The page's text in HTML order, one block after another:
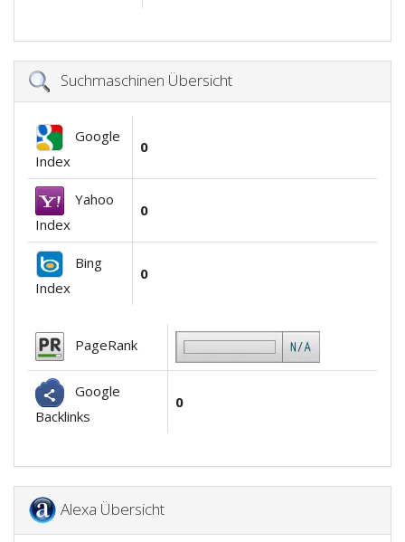
Suchmaschinen Übersicht
Google
Index
0
Yahoo
Index
0
Bing
Index
0
PageRank
Google
Backlinks
0
Alexa Übersicht